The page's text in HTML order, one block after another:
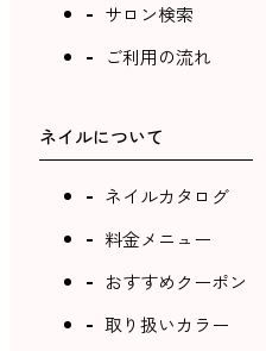
サロン検索
ご利用の流れ
ネイルについて
ネイルカタログ
料金メニュー
おすすめクーポン
取り扱いカラー